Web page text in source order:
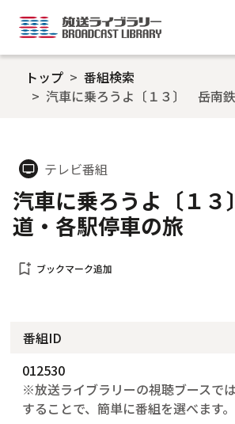
トップ
番組検索
汽車に乗ろうよ〔１３〕 岳南
tv テレビ番組
汽車に乗ろうよ〔１
道・各駅停車の旅
bookmark_add ブックマーク追加
番組ID
012530
※放送ライブラリーの視聴ブースで
することで、簡単に番組を選べます。